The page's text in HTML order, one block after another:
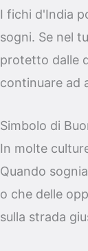
I fichi d'India
sogni. Se nel
protetto dalle
continuare ad
Simbolo di
In molte
Quando
o che delle
sulla strada